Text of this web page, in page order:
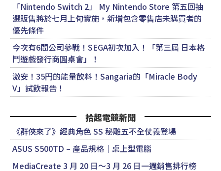
「Nintendo Switch 2」 My Nintendo Store 第五回抽
選販售將於七月上旬實施，新增包含零售店未購買者的
優先條件
今次有6間公司參戰！SEGA初次加入！「第三屆 日本格
鬥遊戲發行商圓桌會」！
激安！35円的能量飲料！Sangaria的「Miracle Body
V」試飲報告！
拾起電競新聞
《群俠來了》經典角色 SS 秘雕五不全仗義登場
ASUS S500TD – 產品規格｜桌上型電腦
MediaCreate 3 月 20 日～3 月 26 日一週銷售排行榜